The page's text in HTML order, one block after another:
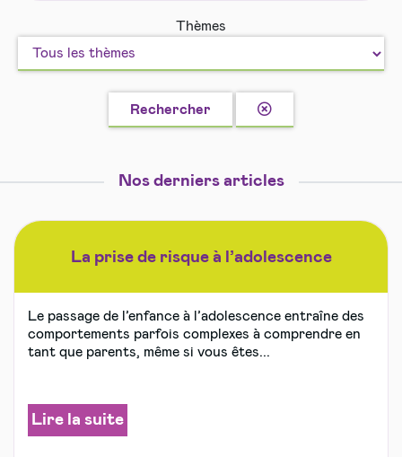
vivre
en
sécurité
Thèmes
Rechercher
Effacer
la
Nos derniers articles
La prise de risque à l’adolescence
Le passage de l’enfance à l’adolescence entraîne des
comportements parfois complexes à comprendre en
tant que parents, même si vous êtes...
Lire la suite